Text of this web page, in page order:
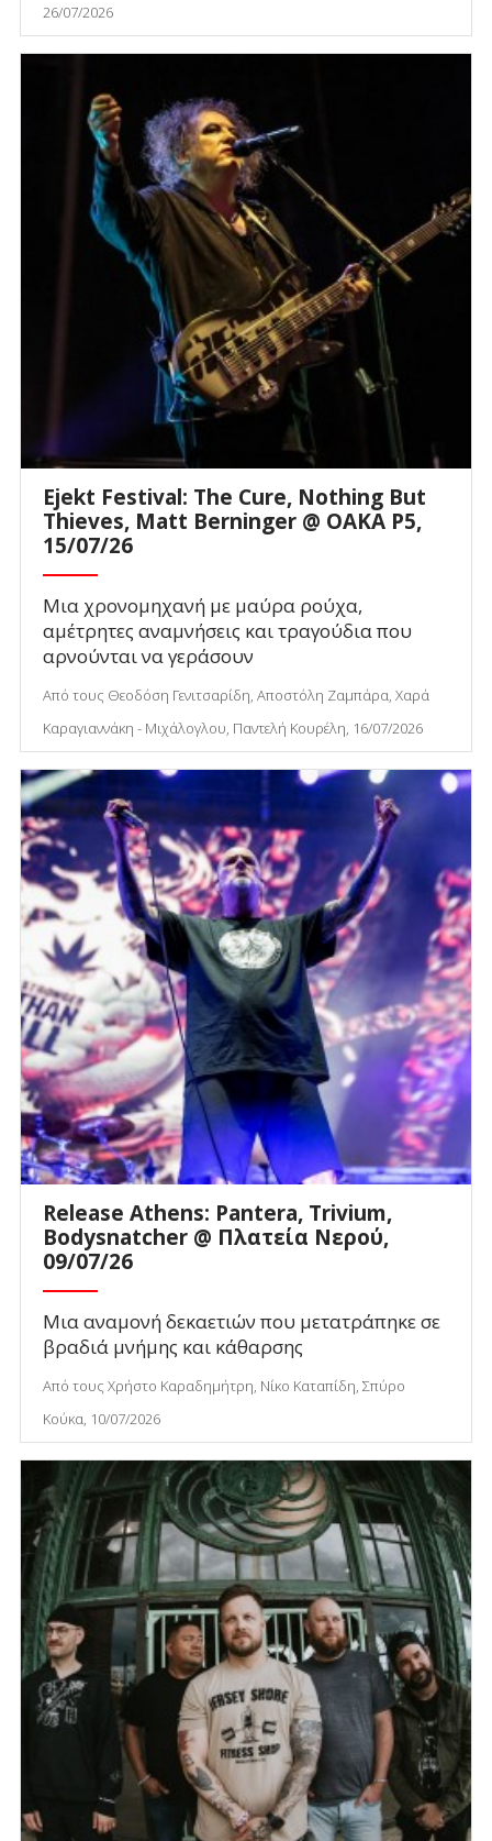
26/07/2026
Ejekt Festival: The Cure, Nothing But
Thieves, Matt Berninger @ ΟΑΚΑ P5,
15/07/26
Μια χρονομηχανή με μαύρα ρούχα,
αμέτρητες αναμνήσεις και τραγούδια που
αρνούνται να γεράσουν
Από τους Θεοδόση Γενιτσαρίδη, Αποστόλη Ζαμπάρα, Χαρά
Καραγιαννάκη - Μιχάλογλου, Παντελή Κουρέλη, 16/07/2026
Release Athens: Pantera, Trivium,
Bodysnatcher @ Πλατεία Νερού,
09/07/26
Μια αναμονή δεκαετιών που μετατράπηκε σε
βραδιά μνήμης και κάθαρσης
Από τους Χρήστο Καραδημήτρη, Νίκο Καταπίδη, Σπύρο
Κούκα, 10/07/2026